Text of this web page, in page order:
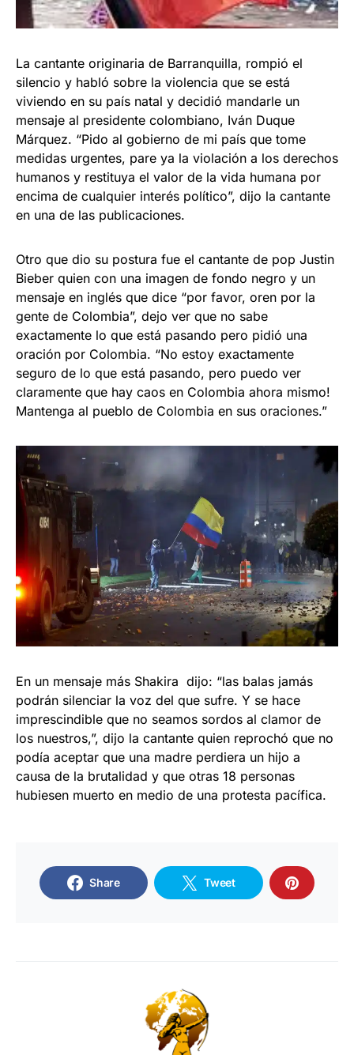
La cantante originaria de Barranquilla, rompió el
silencio y habló sobre la violencia que se está
viviendo en su país natal y decidió mandarle un
mensaje al presidente colombiano, Iván Duque
Márquez. “Pido al gobierno de mi país que tome
medidas urgentes, pare ya la violación a los derechos
humanos y restituya el valor de la vida humana por
encima de cualquier interés político”, dijo la cantante
en una de las publicaciones.
Otro que dio su postura fue el cantante de pop Justin
Bieber quien con una imagen de fondo negro y un
mensaje en inglés que dice “por favor, oren por la
gente de Colombia”, dejo ver que no sabe
exactamente lo que está pasando pero pidió una
oración por Colombia. “No estoy exactamente
seguro de lo que está pasando, pero puedo ver
claramente que hay caos en Colombia ahora mismo!
Mantenga al pueblo de Colombia en sus oraciones.”
En un mensaje más Shakira dijo: “las balas jamás
podrán silenciar la voz del que sufre. Y se hace
imprescindible que no seamos sordos al clamor de
los nuestros,”, dijo la cantante quien reprochó que no
podía aceptar que una madre perdiera un hijo a
causa de la brutalidad y que otras 18 personas
hubiesen muerto en medio de una protesta pacífica.
Share Tweet